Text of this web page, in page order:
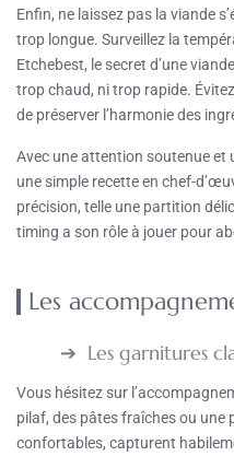
Enfin, ne laissez pas la viande
trop longue. Surveillez la
Etchebest, le secret d’une
trop chaud, ni trop rapide.
de préserver l’harmonie des
Avec une attention soutenue
une simple recette en chef-
précision, telle une partition
timing a son rôle à jouer pour
Les
Les garnitures
Vous hésitez sur
pilaf, des pâtes fraîches ou une
confortables, capturent